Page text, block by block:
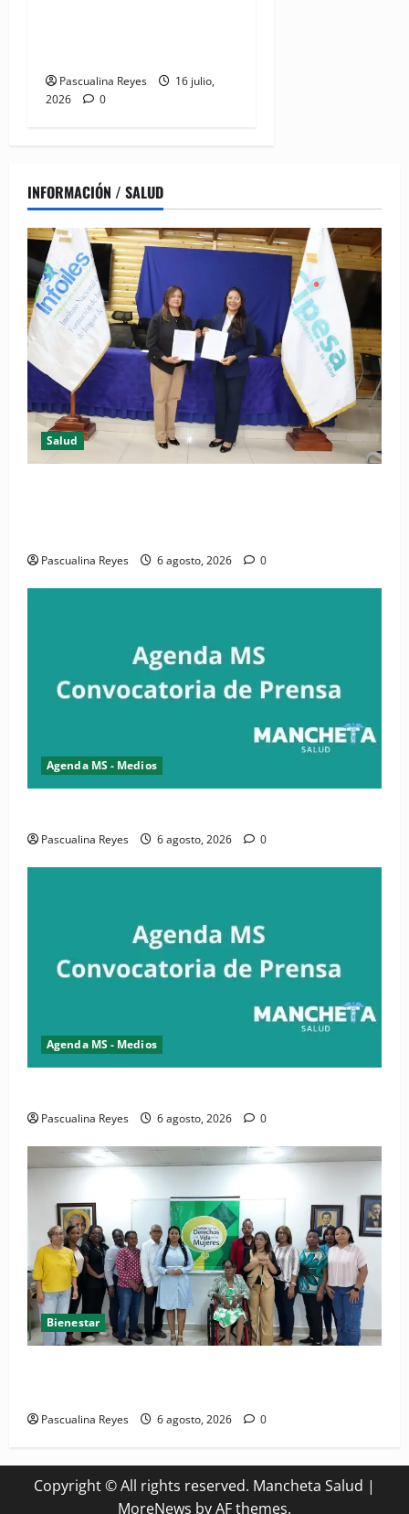
Pascualina Reyes
16 julio,
2026
0
INFORMACIÓN / SALUD
Salud
Pascualina Reyes 6 agosto, 2026 0
Agenda MS - Medios
Pascualina Reyes 6 agosto, 2026 0
Agenda MS - Medios
Pascualina Reyes 6 agosto, 2026 0
Bienestar
Pascualina Reyes 6 agosto, 2026 0
Copyright © All rights reserved. Mancheta Salud |
MoreNews by AF themes.